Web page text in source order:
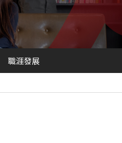
職涯發展